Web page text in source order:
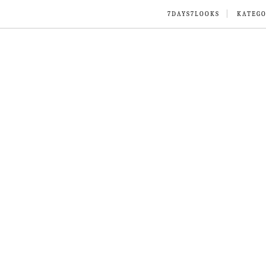
7DAYS7LOOKS